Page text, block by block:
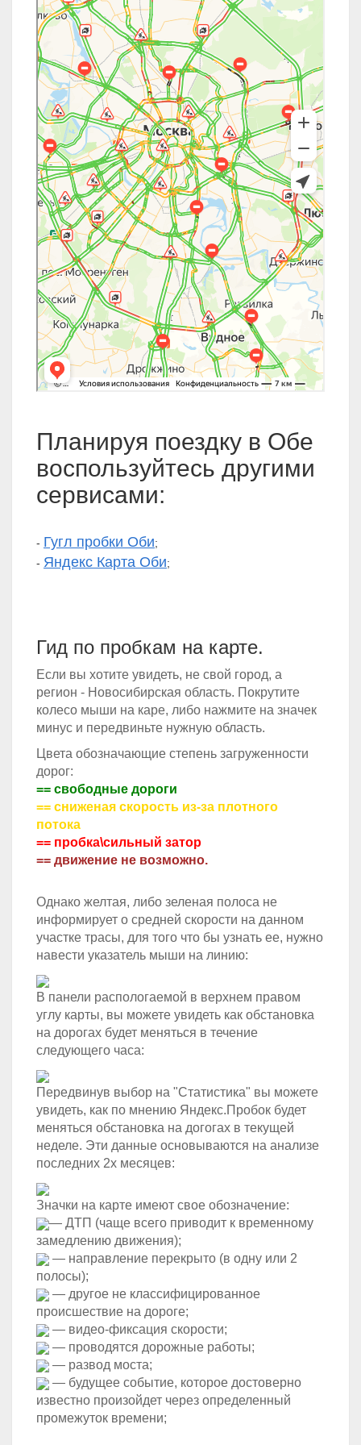
Планируя поездку в Обе
воспользуйтесь другими
сервисами:
- Гугл пробки Оби;
- Яндекс Карта Оби;
Гид по пробкам на карте.
Если вы хотите увидеть, не свой город, а
регион - Новосибирская область. Покрутите
колесо мыши на каре, либо нажмите на значек
минус и передвиньте нужную область.
Цвета обозначающие степень загруженности
дорог:
== свободные дороги
== сниженая скорость из-за плотного
потока
== пробка\сильный затор
== движение не возможно.
Однако желтая, либо зеленая полоса не
информирует о средней скорости на данном
участке трасы, для того что бы узнать ее, нужно
навести указатель мыши на линию:
В панели распологаемой в верхнем правом
углу карты, вы можете увидеть как обстановка
на дорогах будет меняться в течение
следующего часа:
Передвинув выбор на "Статистика" вы можете
увидеть, как по мнению Яндекс.Пробок будет
меняться обстановка на догогах в текущей
неделе. Эти данные основываются на анализе
последних 2х месяцев:
Значки на карте имеют свое обозначение:
— ДТП (чаще всего приводит к временному
замедлению движения);
— направление перекрыто (в одну или 2
полосы);
— другое не классифицированное
происшествие на дороге;
— видео-фиксация скорости;
— проводятся дорожные работы;
— развод моста;
— будущее событие, которое достоверно
известно произойдет через определенный
промежуток времени;